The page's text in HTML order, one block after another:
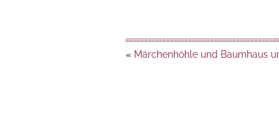
« Märchenhöhle und Baumhaus